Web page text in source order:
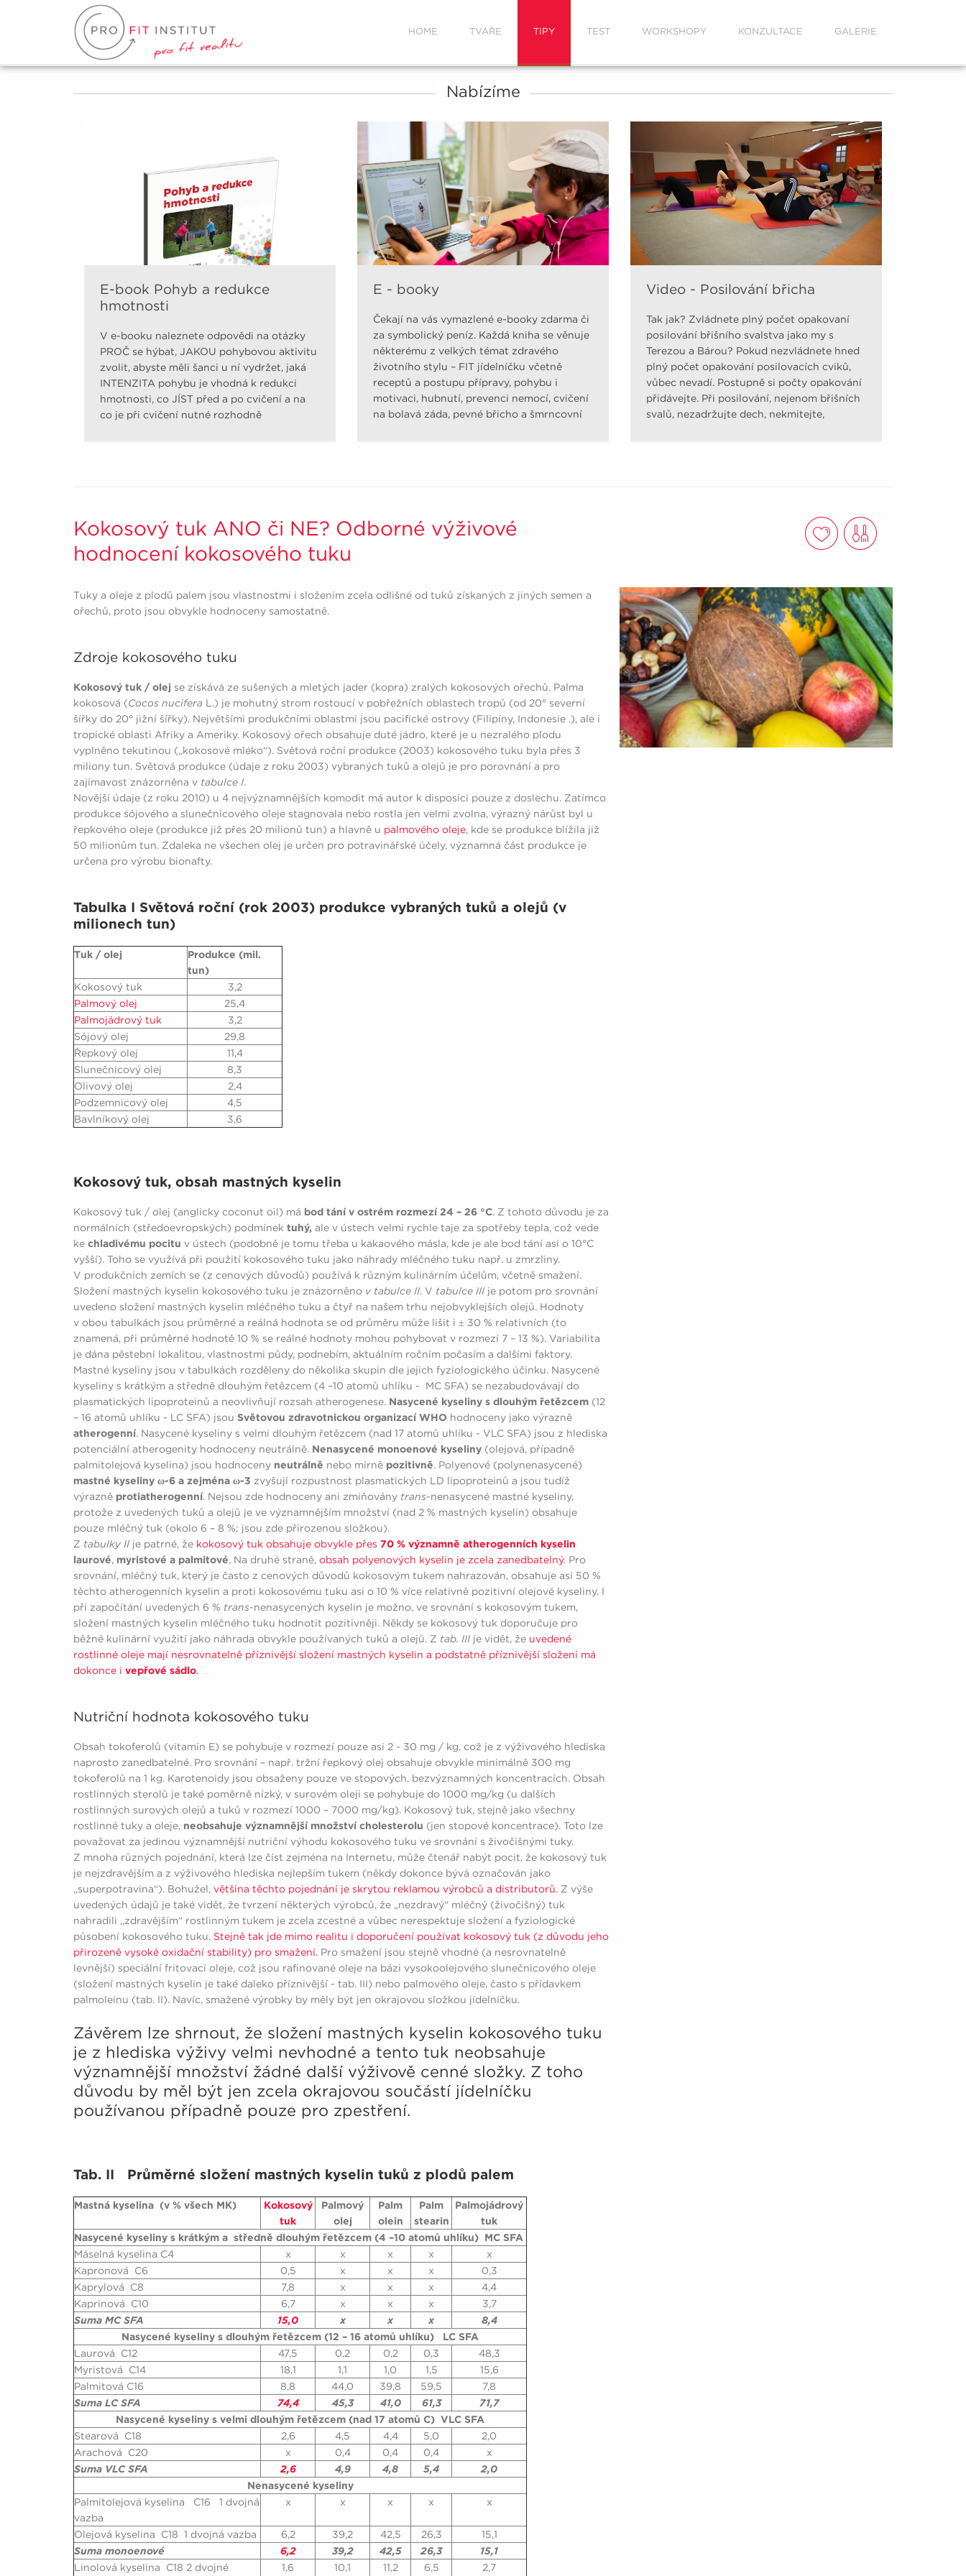
HOME TVÁŘE TIPY TEST WORKSHOPY KONZULTACE GALERIE
Nabízíme
E-book Pohyb a redukce
hmotnosti
V e-booku naleznete odpovědi na otázky
PROČ se hýbat, JAKOU pohybovou aktivitu
zvolit, abyste měli šanci u ní vydržet, jaká
INTENZITA pohybu je vhodná k redukci
hmotnosti, co JÍST před a po cvičení a na
co je při cvičení nutné rozhodně
E - booky
Čekají na vás vymazlené e-booky zdarma či
za symbolický peníz. Každá kniha se věnuje
některému z velkých témat zdravého
životního stylu – FIT jídelníčku včetně
receptů a postupu přípravy, pohybu i
motivaci, hubnutí, prevenci nemocí, cvičení
na bolavá záda, pevné břicho a šmrncovní
Video - Posilování břicha
Tak jak? Zvládnete plný počet opakovaní
posilování břišního svalstva jako my s
Terezou a Bárou? Pokud nezvládnete hned
plný počet opakování posilovacích cviků,
vůbec nevadí. Postupně si počty opakování
přidávejte. Při posilování, nejenom břišních
svalů, nezadržujte dech, nekmitejte,
Kokosový tuk ANO či NE? Odborné výživové
hodnocení kokosového tuku
Tuky a oleje z plodů palem jsou vlastnostmi i složením zcela odlišné od tuků získaných z jiných semen a
ořechů, proto jsou obvykle hodnoceny samostatně.
Zdroje kokosového tuku
Kokosový tuk / olej se získává ze sušených a mletých jader (kopra) zralých kokosových ořechů. Palma
kokosová (Cocos nucifera L.) je mohutný strom rostoucí v pobřežních oblastech tropů (od 20° severní
šířky do 20° jižní šířky). Největšími produkčními oblastmi jsou pacifické ostrovy (Filipíny, Indonesie .), ale i
tropické oblasti Afriky a Ameriky. Kokosový ořech obsahuje duté jádro, které je u nezralého plodu
vyplněno tekutinou („kokosové mléko“). Světová roční produkce (2003) kokosového tuku byla přes 3
miliony tun. Světová produkce (údaje z roku 2003) vybraných tuků a olejů je pro porovnání a pro
zajímavost znázorněna v tabulce I.
Novější údaje (z roku 2010) u 4 nejvýznamnějších komodit má autor k disposici pouze z doslechu. Zatímco
produkce sójového a slunečnicového oleje stagnovala nebo rostla jen velmi zvolna, výrazný nárůst byl u
řepkového oleje (produkce již přes 20 milionů tun) a hlavně u palmového oleje, kde se produkce blížila již
50 milionům tun. Zdaleka ne všechen olej je určen pro potravinářské účely, významná část produkce je
určena pro výrobu bionafty.
Tabulka I Světová roční (rok 2003) produkce vybraných tuků a olejů (v
milionech tun)
Tuk / olej
Produkce (mil.
tun)
Kokosový tuk
3,2
Palmový olej
25,4
Palmojádrový tuk
3,2
Sójový olej
29,8
Řepkový olej
11,4
Slunečnicový olej
8,3
Olivový olej
2,4
Podzemnicový olej
4,5
Bavlníkový olej
3,6
Kokosový tuk, obsah mastných kyselin
Kokosový tuk / olej (anglicky coconut oil) má bod tání v ostrém rozmezí 24 – 26 °C. Z tohoto důvodu je za
normálních (středoevropských) podmínek tuhý, ale v ústech velmi rychle taje za spotřeby tepla, což vede
ke chladivému pocitu v ústech (podobně je tomu třeba u kakaového másla, kde je ale bod tání asi o 10°C
vyšší). Toho se využívá při použití kokosového tuku jako náhrady mléčného tuku např. u zmrzliny.
V produkčních zemích se (z cenových důvodů) používá k různým kulinárním účelům, včetně smažení.
Složení mastných kyselin kokosového tuku je znázorněno v tabulce II. V tabulce III je potom pro srovnání
uvedeno složení mastných kyselin mléčného tuku a čtyř na našem trhu nejobvyklejších olejů. Hodnoty
v obou tabulkách jsou průměrné a reálná hodnota se od průměru může lišit i ± 30 % relativních (to
znamená, při průměrné hodnotě 10 % se reálné hodnoty mohou pohybovat v rozmezí 7 – 13 %). Variabilita
je dána pěstební lokalitou, vlastnostmi půdy, podnebím, aktuálním ročním počasím a dalšími faktory.
Mastné kyseliny jsou v tabulkách rozděleny do několika skupin dle jejich fyziologického účinku. Nasycené
kyseliny s krátkým a středně dlouhým řetězcem (4 –10 atomů uhlíku - MC SFA) se nezabudovávají do
plasmatických lipoproteinů a neovlivňují rozsah atherogenese. Nasycené kyseliny s dlouhým řetězcem (12
– 16 atomů uhlíku - LC SFA) jsou Světovou zdravotnickou organizací WHO hodnoceny jako výrazně
atherogenní. Nasycené kyseliny s velmi dlouhým řetězcem (nad 17 atomů uhlíku - VLC SFA) jsou z hlediska
potenciální atherogenity hodnoceny neutrálně. Nenasycené monoenové kyseliny (olejová, případně
palmitolejová kyselina) jsou hodnoceny neutrálně nebo mírně pozitivně. Polyenové (polynenasycené)
mastné kyseliny ω-6 a zejména ω-3 zvyšují rozpustnost plasmatických LD lipoproteinů a jsou tudíž
výrazně protiatherogenní. Nejsou zde hodnoceny ani zmiňovány trans-nenasycené mastné kyseliny,
protože z uvedených tuků a olejů je ve významnějším množství (nad 2 % mastných kyselin) obsahuje
pouze mléčný tuk (okolo 6 – 8 %; jsou zde přirozenou složkou).
Z tabulky II je patrné, že kokosový tuk obsahuje obvykle přes 70 % významně atherogenních kyselin
laurové, myristové a palmitové. Na druhé straně, obsah polyenových kyselin je zcela zanedbatelný. Pro
srovnání, mléčný tuk, který je často z cenových důvodů kokosovým tukem nahrazován, obsahuje asi 50 %
těchto atherogenních kyselin a proti kokosovému tuku asi o 10 % více relativně pozitivní olejové kyseliny. I
při započítání uvedených 6 % trans-nenasycených kyselin je možno, ve srovnání s kokosovým tukem,
složení mastných kyselin mléčného tuku hodnotit pozitivněji. Někdy se kokosový tuk doporučuje pro
běžné kulinární využití jako náhrada obvykle používaných tuků a olejů. Z tab. III je vidět, že uvedené
rostlinné oleje mají nesrovnatelně příznivější složení mastných kyselin a podstatně příznivější složení má
dokonce i vepřové sádlo.
Nutriční hodnota kokosového tuku
Obsah tokoferolů (vitamin E) se pohybuje v rozmezí pouze asi 2 - 30 mg / kg, což je z výživového hlediska
naprosto zanedbatelné. Pro srovnání – např. tržní řepkový olej obsahuje obvykle minimálně 300 mg
tokoferolů na 1 kg. Karotenoidy jsou obsaženy pouze ve stopových, bezvýznamných koncentracích. Obsah
rostlinných sterolů je také poměrně nízký, v surovém oleji se pohybuje do 1000 mg/kg (u dalších
rostlinných surových olejů a tuků v rozmezí 1000 – 7000 mg/kg). Kokosový tuk, stejně jako všechny
rostlinné tuky a oleje, neobsahuje významnější množství cholesterolu (jen stopové koncentrace). Toto lze
považovat za jedinou významnější nutriční výhodu kokosového tuku ve srovnání s živočišnými tuky.
Z mnoha různých pojednání, která lze číst zejména na Internetu, může čtenář nabýt pocit, že kokosový tuk
je nejzdravějším a z výživového hlediska nejlepším tukem (někdy dokonce bývá označován jako
„superpotravina“). Bohužel, většina těchto pojednání je skrytou reklamou výrobců a distributorů. Z výše
uvedených údajů je také vidět, že tvrzení některých výrobců, že „nezdravý“ mléčný (živočišný) tuk
nahradili „zdravějším“ rostlinným tukem je zcela zcestné a vůbec nerespektuje složení a fyziologické
působení kokosového tuku. Stejně tak jde mimo realitu i doporučení používat kokosový tuk (z důvodu jeho
přirozeně vysoké oxidační stability) pro smažení. Pro smažení jsou stejně vhodné (a nesrovnatelně
levnější) speciální fritovací oleje, což jsou rafinované oleje na bázi vysokoolejového slunečnicového oleje
(složení mastných kyselin je také daleko příznivější - tab. III) nebo palmového oleje, často s přídavkem
palmoleinu (tab. II). Navíc, smažené výrobky by měly být jen okrajovou složkou jídelníčku.
Závěrem lze shrnout, že složení mastných kyselin kokosového tuku
je z hlediska výživy velmi nevhodné a tento tuk neobsahuje
významnější množství žádné další výživově cenné složky. Z toho
důvodu by měl být jen zcela okrajovou součástí jídelníčku
používanou případně pouze pro zpestření.
Tab. II Průměrné složení mastných kyselin tuků z plodů palem
Mastná kyselina (v % všech MK)
Kokosový
tuk
Palmový
olej
Palm
olein
Palm
stearin
Palmojádrový
tuk
Nasycené kyseliny s krátkým a středně dlouhým řetězcem (4 –10 atomů uhlíku) MC SFA
Máselná kyselina C4
x x x x
x
Kapronová C6
0,5 x x x
0,3
Kaprylová C8
7,8 x x x
4,4
Kaprinová C10
6,7 x x x
3,7
Suma MC SFA
15,0 x x x
8,4
Nasycené kyseliny s dlouhým řetězcem (12 – 16 atomů uhlíku) LC SFA
Laurová C12
47,5 0,2 0,2 0,3
48,3
Myristová C14
18,1 1,1 1,0 1,5
15,6
Palmitová C16
8,8 44,0 39,8 59,5
7,8
Suma LC SFA
74,4 45,3 41,0 61,3
71,7
Nasycené kyseliny s velmi dlouhým řetězcem (nad 17 atomů C) VLC SFA
Stearová C18
2,6 4,5 4,4 5,0
2,0
Arachová C20
x 0,4 0,4 0,4
x
Suma VLC SFA
2,6 4,9 4,8 5,4
2,0
Nenasycené kyseliny
Palmitolejová kyselina C16 1 dvojná
vazba
x x x x x
Olejová kyselina C18 1 dvojná vazba 6,2 39,2 42,5 26,3
15,1
Suma monoenové
6,2 39,2 42,5 26,3
15,1
Linolová kyselina C18 2 dvojné
1,6 10,1 11,2 6,5 2,7